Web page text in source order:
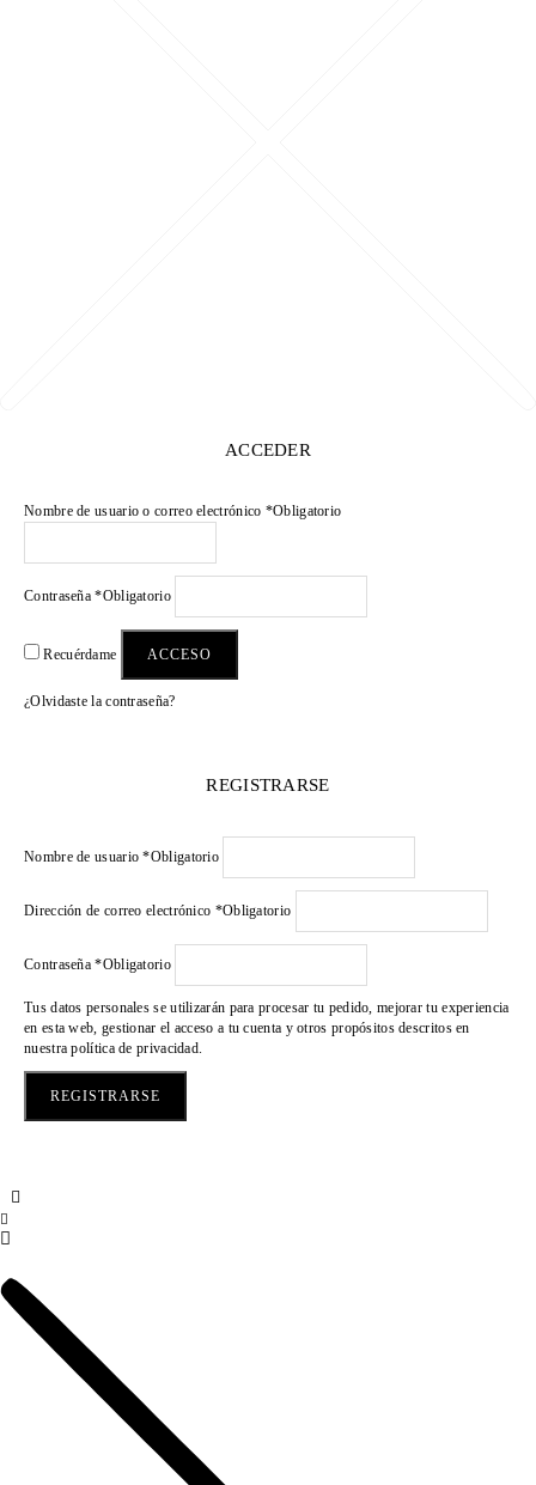
ACCEDER
Nombre de usuario o correo electrónico *Obligatorio
Contraseña*Obligatorio
Recuérdame ACCESO
¿Olvidaste la contraseña?
REGISTRARSE
Nombre de usuario*Obligatorio
Dirección de correo electrónico *Obligatorio
Contraseña*Obligatorio
Tus datos personales se utilizarán para procesar tu pedido, mejorar tu experiencia
en esta web, gestionar el acceso a tu cuenta y otros propósitos descritos en
nuestrapolítica de privacidad
REGISTRARSE